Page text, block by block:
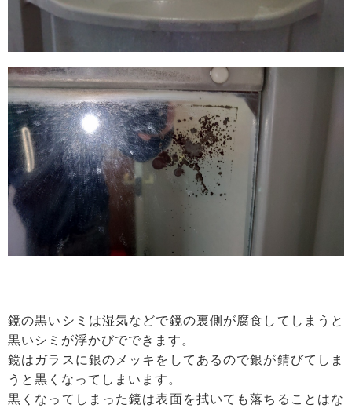
鏡の黒いシミは湿気などで鏡の裏側が腐食してしまうと
黒いシミが浮かびでできます。
鏡はガラスに銀のメッキをしてあるので銀が錆びてしま
うと黒くなってしまいます。
黒くなってしまった鏡は表面を拭いても落ちることはな